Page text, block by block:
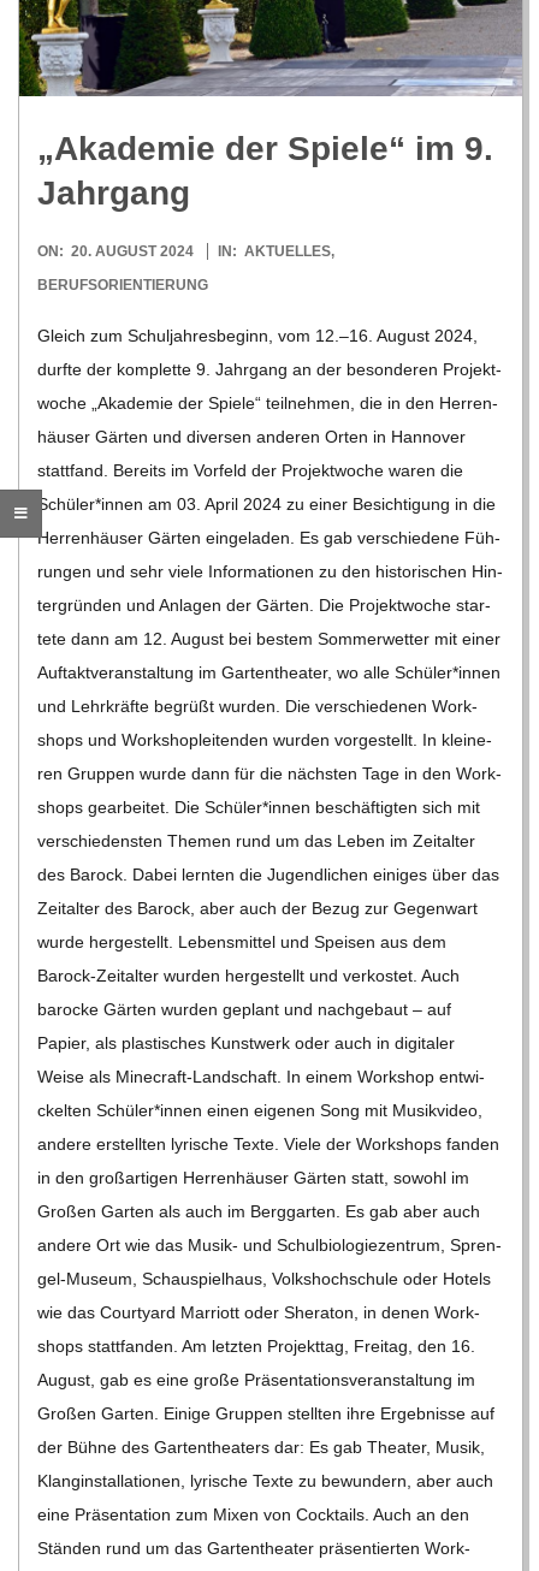
R
-
G
O
L
D
S
C
H
M
D
T
S
C
H
U
L
E
„Aka­de­mie der Spiele“ im 9.
Jahrgang
2024-
08-
ON: 20. AUGUST 2024 IN: AKTUELLES,
BERUFSORIENTIERUNG
Gleich zum Schul­jah­res­be­ginn, vom 12.–16. August 2024,
durfte der kom­plette 9. Jahr­gang an der beson­de­ren Pro­jekt­
wo­che „Aka­de­mie der Spiele“ teil­neh­men, die in den Her­ren­
häu­ser Gär­ten und diver­sen ande­ren Orten in Han­no­ver
statt­fand. Bereits im Vor­feld der Pro­jekt­wo­che waren die
Schüler*innen am 03. April 2024 zu einer Besich­ti­gung in die
Her­ren­häu­ser Gär­ten ein­ge­la­den. Es gab ver­schie­dene Füh­
run­gen und sehr viele Infor­ma­tio­nen zu den his­to­ri­schen Hin­
ter­grün­den und Anla­gen der Gär­ten. Die Pro­jekt­wo­che star­
tete dann am 12. August bei bes­tem Som­mer­wet­ter mit einer
Auf­takt­ver­an­stal­tung im Gar­ten­thea­ter, wo alle Schüler*innen
und Lehr­kräfte begrüßt wur­den. Die ver­schie­de­nen Work­
shops und Work­shop­lei­ten­den wur­den vor­ge­stellt. In klei­ne­
ren Grup­pen wurde dann für die nächs­ten Tage in den Work­
shops gear­bei­tet. Die Schüler*innen beschäf­tig­ten sich mit
ver­schie­dens­ten The­men rund um das Leben im Zeit­al­ter
des Barock. Dabei lern­ten die Jugend­li­chen eini­ges über das
Zeit­al­ter des Barock, aber auch der Bezug zur Gegen­wart
wurde her­ge­stellt. Lebens­mit­tel und Spei­sen aus dem
Barock-Zei­t­al­­ter wur­den her­ge­stellt und ver­kos­tet. Auch
baro­cke Gär­ten wur­den geplant und nach­ge­baut – auf
Papier, als plas­ti­sches Kunst­werk oder auch in digi­ta­ler
Weise als Mine­­craft-Lan­d­­schaft. In einem Work­shop ent­wi­
ckel­ten Schüler*innen einen eige­nen Song mit Musik­vi­deo,
andere erstell­ten lyri­sche Texte. Viele der Work­shops fan­den
in den groß­ar­ti­gen Her­ren­häu­ser Gär­ten statt, sowohl im
Gro­ßen Gar­ten als auch im Berg­gar­ten. Es gab aber auch
andere Ort wie das Musik- und Schul­bio­lo­gie­zen­trum, Spren­­
gel-Museum, Schau­spiel­haus, Volks­hoch­schule oder Hotels
wie das Cour­ty­ard Mar­riott oder She­ra­ton, in denen Work­
shops statt­fan­den. Am letz­ten Pro­jekt­tag, Frei­tag, den 16.
August, gab es eine große Prä­sen­ta­ti­ons­ver­an­stal­tung im
Gro­ßen Gar­ten. Einige Grup­pen stell­ten ihre Ergeb­nisse auf
der Bühne des Gar­ten­thea­ters dar: Es gab Thea­ter, Musik,
Klang­in­stal­la­tio­nen, lyri­sche Texte zu bewun­dern, aber auch
eine Prä­sen­ta­tion zum Mixen von Cock­tails. Auch an den
Stän­den rund um das Gar­ten­thea­ter prä­sen­tier­ten Work­­